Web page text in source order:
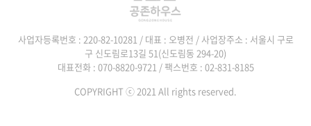
사업자등록번호 : 220-82-10281 / 대표 : 오병전 / 사업장주소 : 서울시 구로
구 신도림로13길 51(신도림동 294-20)
대표전화 : 070-8820-9721 / 팩스번호 : 02-831-8185
COPYRIGHT ⓒ 2021 All rights reserved.